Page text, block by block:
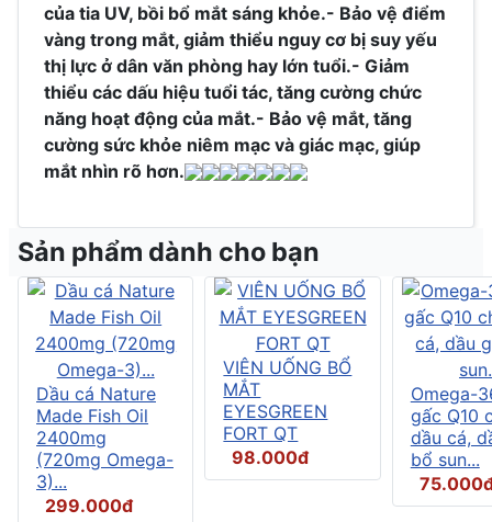
của tia UV, bồi bổ mắt sáng khỏe.- Bảo vệ điểm
vàng trong mắt, giảm thiểu nguy cơ bị suy yếu
thị lực ở dân văn phòng hay lớn tuổi.- Giảm
thiểu các dấu hiệu tuổi tác, tăng cường chức
năng hoạt động của mắt.- Bảo vệ mắt, tăng
cường sức khỏe niêm mạc và giác mạc, giúp
mắt nhìn rõ hơn.
Sản phẩm dành cho bạn
Dầu cá Nature
Made Fish Oil
2400mg
(720mg Omega-
3)...
299.000đ
VIÊN UỐNG BỔ
MẮT
EYESGREEN
FORT QT
98.000đ
Omega-
gấc Q10
dầu cá,
bổ sun...